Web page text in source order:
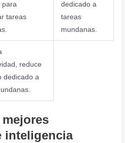
para
tareas
dedicado a
tareas
mundanas.
reduce
dedicado a
inteligencia